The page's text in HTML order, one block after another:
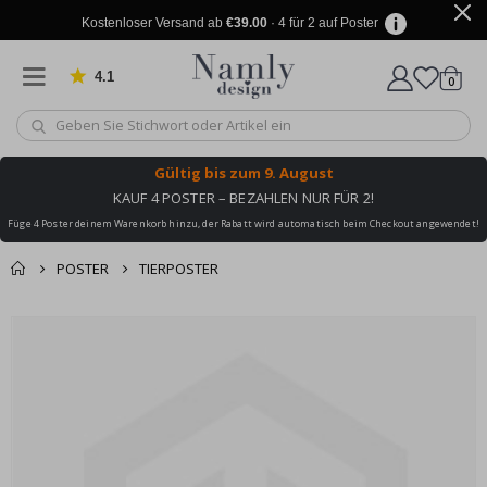
Kostenloser Versand ab €39.00· 4 für 2 auf Poster
4.1 von 1025 Bewertungen
Wagen
0
Gültig bis zum 9. August
KAUF 4 POSTER – BEZAHLEN NUR FÜR 2!
Füge 4 Poster deinem Warenkorb hinzu, der Rabatt wird automatisch beim Checkout angewendet!
POSTER TIERPOSTER